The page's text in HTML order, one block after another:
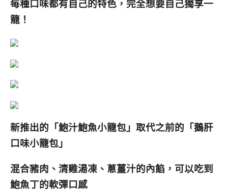
每種口味都有自己的特色，完全想要自己獨享一
籠！
新推出的「鮑汁鮑魚小籠包」取代之前的「鵝肝
口味小籠包」
混合豬肉、清雞湯凍、蔥薑汁的內餡，可以吃到
鮑魚丁的軟彈口感